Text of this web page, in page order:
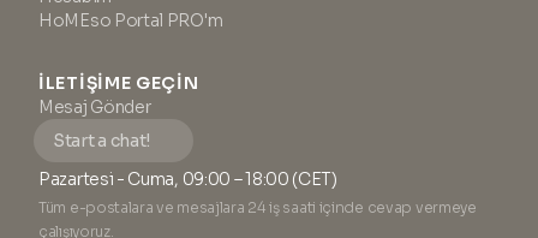
HoMEso Portal PRO'm
İLETIŞIME GEÇIN
Mesaj Gönder
Start a chat!
Pazartesi - Cuma, 09:00 – 18:00 (CET)
Tüm e-postalara ve mesajlara 24 iş saati içinde cevap vermeye
çalışıyoruz.